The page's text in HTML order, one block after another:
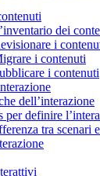
dei
i
i contenuti
i contenuti
dell’interazione
per definire
tra scenari